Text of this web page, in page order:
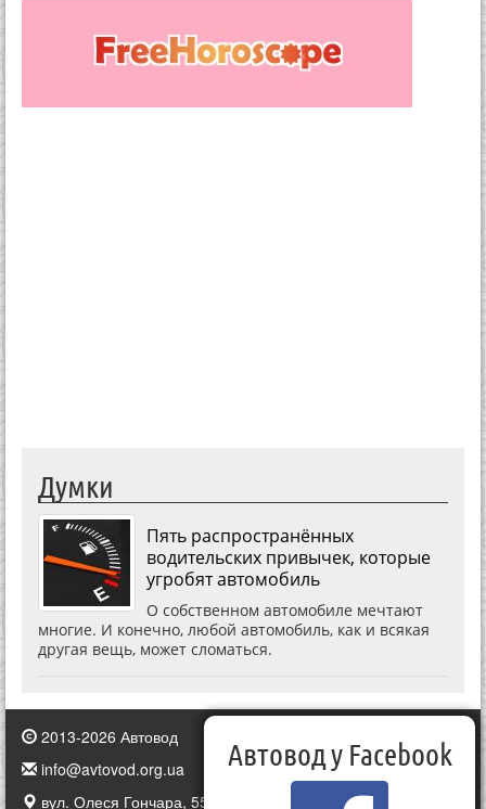
Думки
Пять распространённых
водительских привычек, которые
угробят автомобиль
О собственном автомобиле мечтают
многие. И конечно, любой автомобиль, как и всякая
другая вещь, может сломаться.
2013-2026 Автовод
info@avtovod.org.ua
вул. Олеся Гончара, 55, Київ, Україна
Автовод у Facebook